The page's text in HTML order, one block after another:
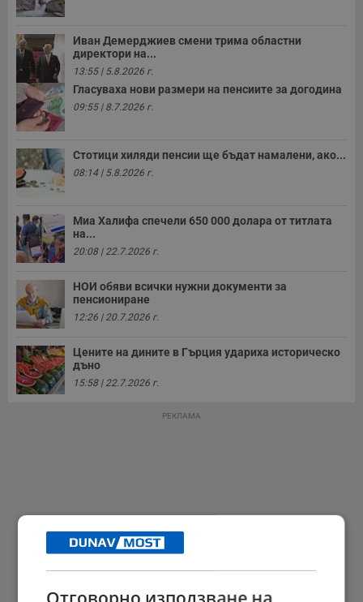
Иван Демерджиев смени трима областни
директори на...
13:55 | 5.8.2026 г.
Гласуваха нови размери на пенсиите за догодина
09:55 | 8.7.2026 г.
Стотици хиляди пенсии ще бъдат намалени, ако...
08:14 | 5.8.2026 г.
Миа Халифа спечели 650 000 долара от титлата
на...
20:08 | 22.7.2026 г.
НОИ обяви всички нужни документи за
пенсиониране
12:26 | 20.7.2026 г.
Цените на дините в Гърция удариха историческо
дъно
15:58 | 22.7.2026 г.
РЕКЛАМА